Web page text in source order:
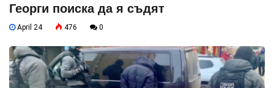
Георги поиска да я съдят
April 24 476 0